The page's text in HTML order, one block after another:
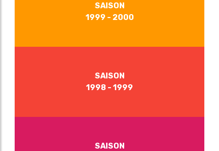
SAISON
1999 - 2000
SAISON
1998 - 1999
SAISON